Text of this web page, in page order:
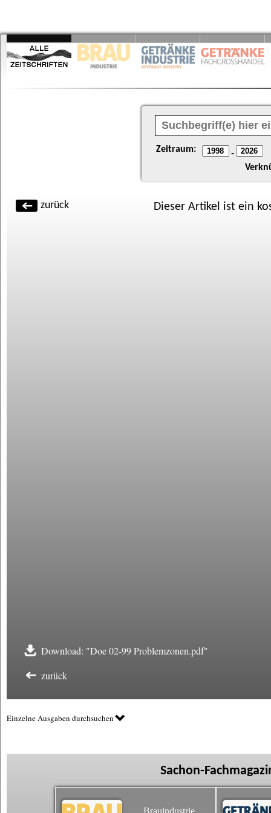
Zeitraum: -
zurück Dieser Artikel ist ein
Download: "Doe 02-99 Problemzonen.pdf"
zurück
Einzelne Ausgaben durchsuchen
Sachon-
Brauindustrie